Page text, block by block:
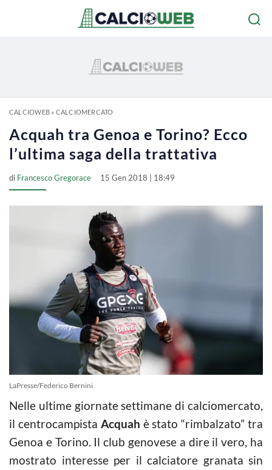
CALCIOWEB» CALCIOMERCATO
Acquah tra Genoa e Torino? Ecco
l’ultima saga della trattativa
di Francesco Gregorace 15 Gen 2018 | 18:49
LaPresse/Federico Bernini
Nelle ultime giornate settimane di calciomercato,
il centrocampista Acquah è stato “rimbalzato” tra
Genoa e Torino. Il club genovese a dire il vero, ha
mostrato interesse per il calciatore granata sin